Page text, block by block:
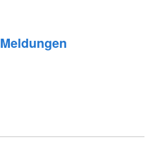
Meldungen